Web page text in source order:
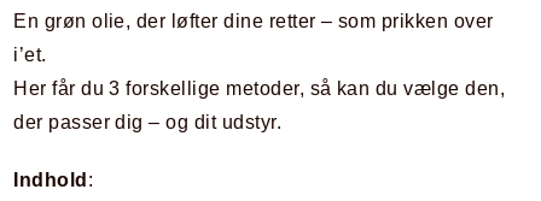
En grøn olie, der løfter dine retter – som prikken over
i’et.
Her får du 3 forskellige metoder, så kan du vælge den,
der passer dig – og dit udstyr.
Indhold :